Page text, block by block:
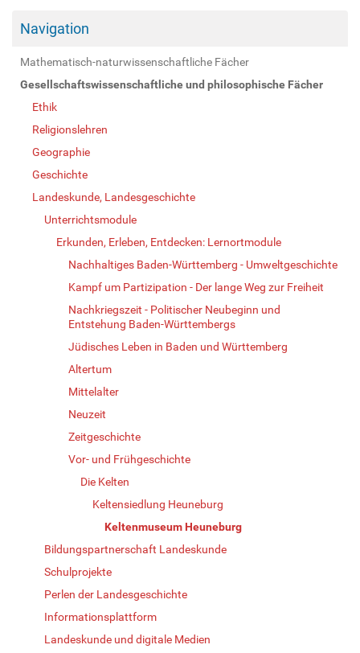
Navigation
Mathematisch-naturwissenschaftliche Fächer
Gesellschaftswissenschaftliche und philosophische Fächer
Ethik
Religionslehren
Geographie
Geschichte
Landeskunde, Landesgeschichte
Unterrichtsmodule
Erkunden, Erleben, Entdecken: Lernortmodule
Nachhaltiges Baden-Württemberg - Umweltgeschichte
Kampf um Partizipation - Der lange Weg zur Freiheit
Nachkriegszeit - Politischer Neubeginn und
Entstehung Baden-Württembergs
Jüdisches Leben in Baden und Württemberg
Altertum
Mittelalter
Neuzeit
Zeitgeschichte
Vor- und Frühgeschichte
Die Kelten
Keltensiedlung Heuneburg
Keltenmuseum Heuneburg
Bildungspartnerschaft Landeskunde
Schulprojekte
Perlen der Landesgeschichte
Informationsplattform
Landeskunde und digitale Medien